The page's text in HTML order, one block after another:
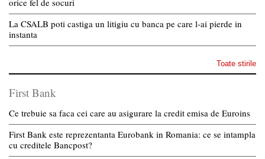
La CSALB poti castiga un litigiu cu banca pe care l-ai pierde in
instanta
Toate stirile
First Bank
Ce trebuie sa faca cei care au asigurare la credit emisa de Euroins
First Bank este reprezentanta Eurobank in Romania: ce se intampla
cu creditele Bancpost?